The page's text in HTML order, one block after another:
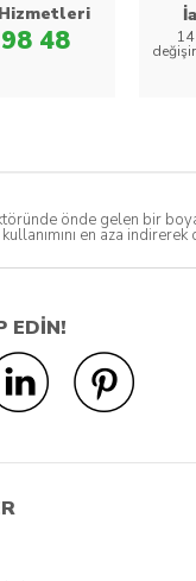
48
önde gelen bir
en aza
EDİN!